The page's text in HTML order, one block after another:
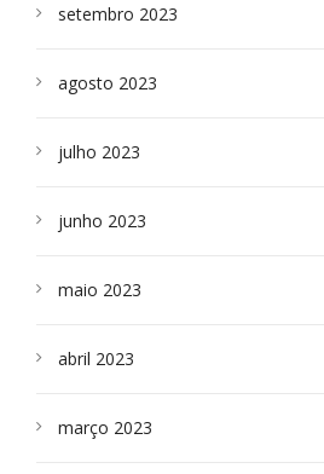
setembro 2023
agosto 2023
julho 2023
junho 2023
maio 2023
abril 2023
março 2023